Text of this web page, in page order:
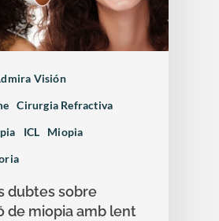
Visión
Cirurgia Refractiva
ICL
Miopia
dubtes sobre
de miopia amb lent